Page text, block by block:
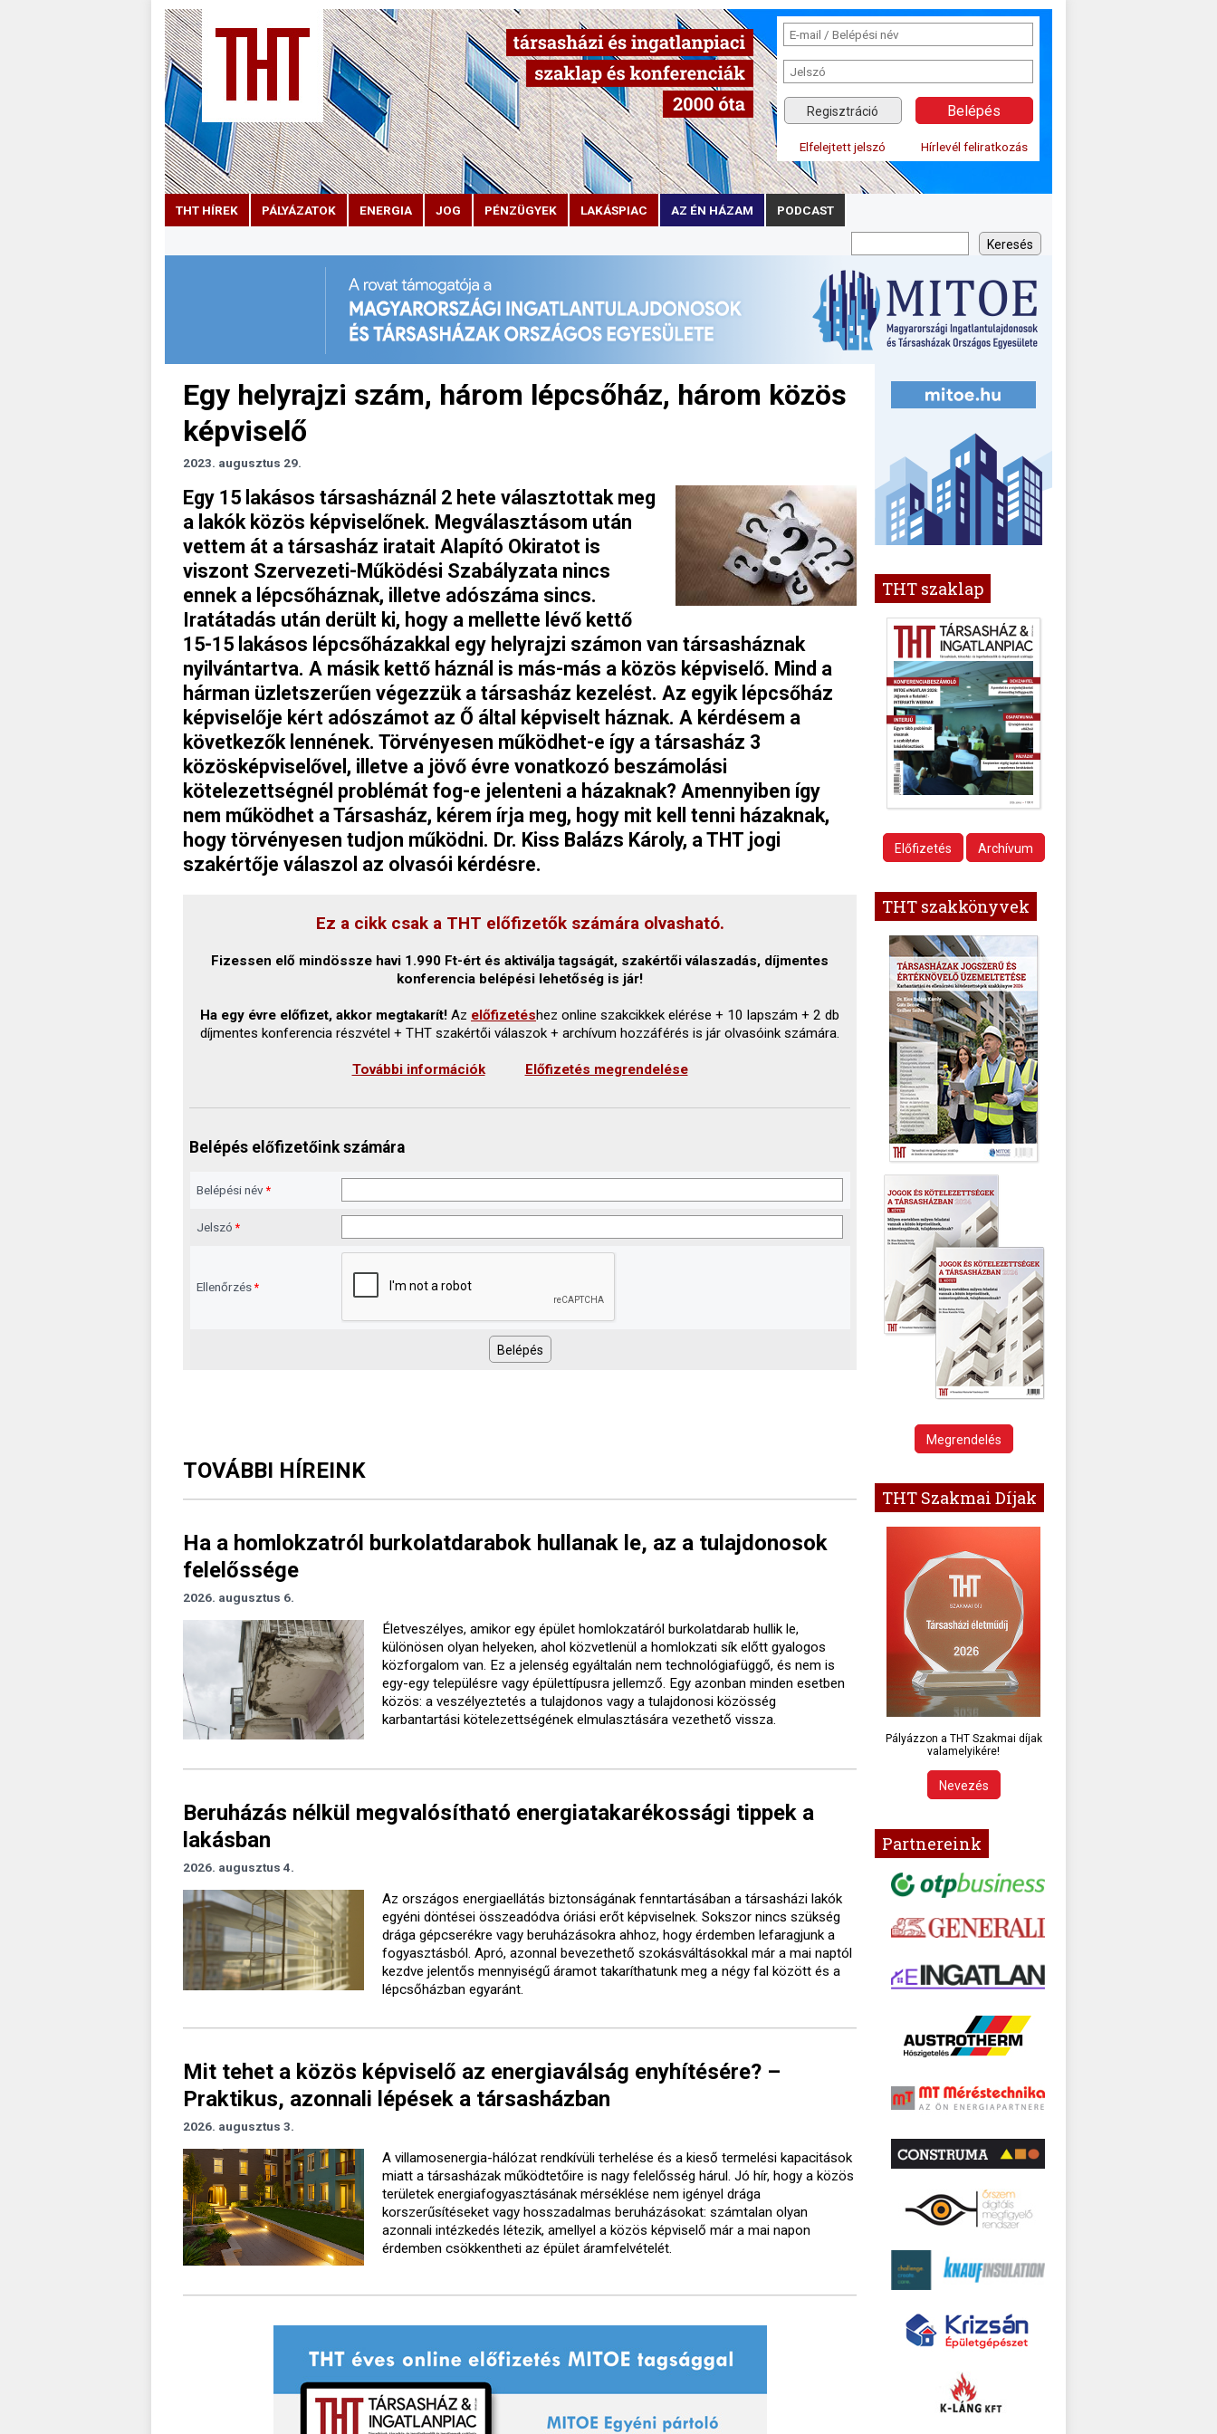
Regisztráció
Elfelejtett jelszó Hírlevél feliratkozás
THT HÍREK PÁLYÁZATOK ENERGIA JOG PÉNZÜGYEK LAKÁSPIAC AZ ÉN HÁZAM PODCAST
Egy helyrajzi szám, három lépcsőház, három közös
képviselő
2023. augusztus 29.
Egy 15 lakásos társasháznál 2 hete választottak meg
a lakók közös képviselőnek. Megválasztásom után
vettem át a társasház iratait Alapító Okiratot is
viszont Szervezeti-Működési Szabályzata nincs
ennek a lépcsőháznak, illetve adószáma sincs.
Iratátadás után derült ki, hogy a mellette lévő kettő
15-15 lakásos lépcsőházakkal egy helyrajzi számon van társasháznak
nyilvántartva. A másik kettő háznál is más-más a közös képviselő. Mind a
hárman üzletszerűen végezzük a társasház kezelést. Az egyik lépcsőház
képviselője kért adószámot az Ő által képviselt háznak. A kérdésem a
következők lennének. Törvényesen működhet-e így a társasház 3
közösképviselővel, illetve a jövő évre vonatkozó beszámolási
kötelezettségnél problémát fog-e jelenteni a házaknak? Amennyiben így
nem működhet a Társasház, kérem írja meg, hogy mit kell tenni házaknak,
hogy törvényesen tudjon működni. Dr. Kiss Balázs Károly, a THT jogi
szakértője válaszol az olvasói kérdésre.
Ez a cikk csak a THT előfizetők számára olvasható.
Fizessen elő mindössze havi 1.990 Ft-ért és aktiválja tagságát, szakértői válaszadás, díjmentes
konferencia belépési lehetőség is jár!
Ha egy évre előfizet, akkor megtakarít! Az előfizetéshez online szakcikkek elérése + 10 lapszám + 2 db
díjmentes konferencia részvétel + THT szakértői válaszok + archívum hozzáférés is jár olvasóink számára.
További információk Előfizetés megrendelése
Belépés előfizetőink számára
Belépési név *
Jelszó *
Ellenőrzés *
TOVÁBBI HÍREINK
Ha a homlokzatról burkolatdarabok hullanak le, az a tulajdonosok
felelőssége
2026. augusztus 6.
Életveszélyes, amikor egy épület homlokzatáról burkolatdarab hullik le,
különösen olyan helyeken, ahol közvetlenül a homlokzati sík előtt gyalogos
közforgalom van. Ez a jelenség egyáltalán nem technológiafüggő, és nem is
egy-egy településre vagy épülettípusra jellemző. Egy azonban minden esetben
közös: a veszélyeztetés a tulajdonos vagy a tulajdonosi közösség
karbantartási kötelezettségének elmulasztására vezethető vissza.
Beruházás nélkül megvalósítható energiatakarékossági tippek a
lakásban
2026. augusztus 4.
Az országos energiaellátás biztonságának fenntartásában a társasházi lakók
egyéni döntései összeadódva óriási erőt képviselnek. Sokszor nincs szükség
drága gépcserékre vagy beruházásokra ahhoz, hogy érdemben lefaragjunk a
fogyasztásból. Apró, azonnal bevezethető szokásváltásokkal már a mai naptól
kezdve jelentős mennyiségű áramot takaríthatunk meg a négy fal között és a
lépcsőházban egyaránt.
Mit tehet a közös képviselő az energiaválság enyhítésére? –
Praktikus, azonnali lépések a társasházban
2026. augusztus 3.
A villamosenergia-hálózat rendkívüli terhelése és a kieső termelési kapacitások
miatt a társasházak működtetőire is nagy felelősség hárul. Jó hír, hogy a közös
területek energiafogyasztásának mérséklése nem igényel drága
korszerűsítéseket vagy hosszadalmas beruházásokat: számtalan olyan
azonnali intézkedés létezik, amellyel a közös képviselő már a mai napon
érdemben csökkentheti az épület áramfelvételét.
THT szaklap
Előfizetés Archívum
THT szakkönyvek
Megrendelés
THT Szakmai Díjak
Pályázzon a THT Szakmai díjak
valamelyikére!
Nevezés
Partnereink